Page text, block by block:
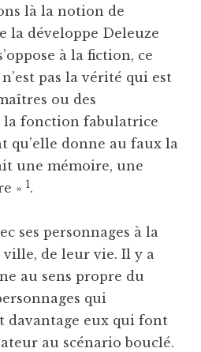
là la notion de
la développe Deleuze
à la fiction, ce
pas la vérité qui est
ou des
la fonction fabulatrice
qu’elle donne au faux la
une mémoire, une
» 1.
ses personnages à la
de leur vie. Il y a
au sens propre du
qui
davantage eux qui font
au scénario bouclé.